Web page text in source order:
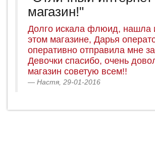
магазин!"
Долго искала флюид, нашла
этом магазине, Дарья
оперативно отправила мне
Девочки спасибо, очень
магазин советую всем!!
Настя, 29-01-2016